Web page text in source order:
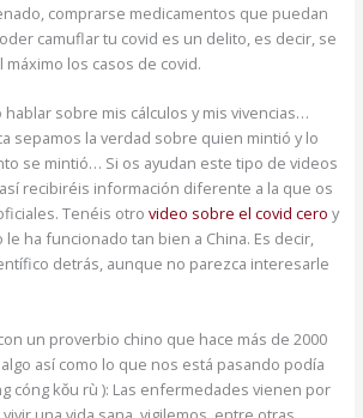
comprarse medicamentos que puedan
camuflar tu covid es un delito, es decir, se
los casos de covid.
sobre mis cálculos y mis vivencias…
sepamos la verdad sobre quien mintió y lo
se mintió… Si os ayudan este tipo de videos
recibiréis información diferente a la que os
Tenéis otro video sobre el covid cero y
ha funcionado tan bien a China. Es decir,
detrás, aunque no parezca interesarle
un proverbio chino que hace más de 2000
así como lo que nos está pasando podía
cóng kǒu rù ): Las enfermedades vienen por